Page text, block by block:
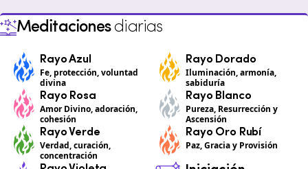
Meditacionesdiarias
Rayo Azul
Fe, protección, voluntad
divina
Rayo Dorado
Iluminación, armonía,
sabiduría
Rayo Rosa
Amor Divino, adoración,
cohesión
Rayo Blanco
Pureza, Resurrección y
Ascensión
Rayo Verde
Verdad, curación,
concentración
Rayo Oro Rubí
Paz, Gracia y Provisión